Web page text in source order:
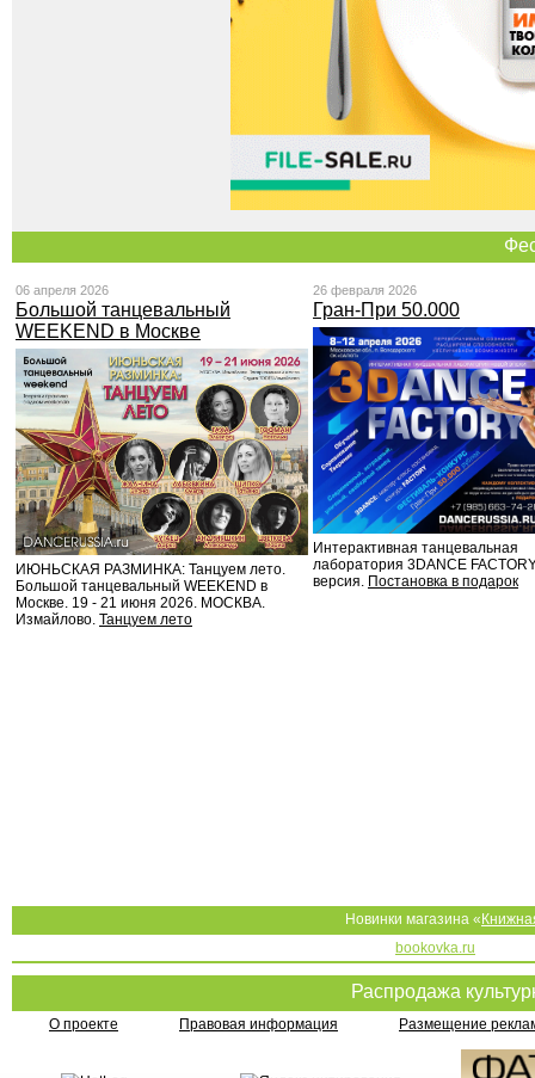
06 апреля 2026
Большой танцевальный
WEEKEND в Москве
ИЮНЬСКАЯ РАЗМИНКА: Танцуем лето.
Большой танцевальный WEEKEND в
Москве. 19 - 21 июня 2026. МОСКВА.
Измайлово. Танцуем лето
26 февраля 2026
Гран-При 50.000
Интерактивная танцевальная
лаборатория 3DANCE
версия. Постановка в подарок
Новинки магазина «
bookovka.ru
Распродажа
О проекте Правовая информация Размещение